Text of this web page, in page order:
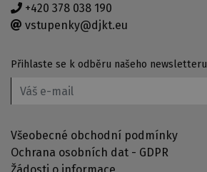
+420 378 038 190
vstupenky@djkt.eu
Přihlaste se k odběru našeho newsletteru
Všeobecné obchodní podmínky
Ochrana osobních dat - GDPR